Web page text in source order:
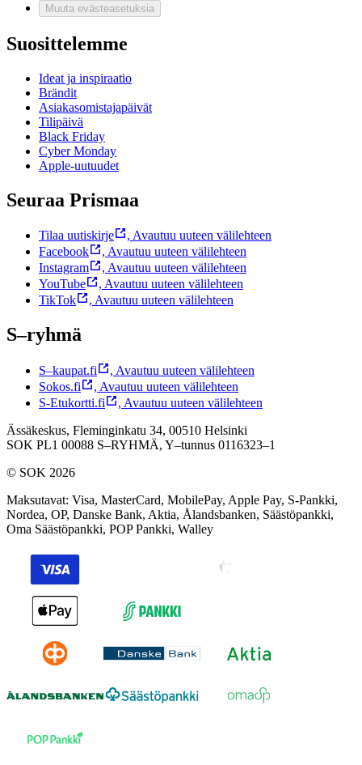
Muuta evästeasetuksia
Suosittelemme
Ideat ja inspiraatio
Brändit
Asiakasomistajapäivät
Tilipäivä
Black Friday
Cyber Monday
Apple-uutuudet
Seuraa Prismaa
Tilaa uutiskirje , Avautuu uuteen välilehteen
Facebook
, Avautuu uuteen välilehteen
Instagram
, Avautuu uuteen välilehteen
YouTube
, Avautuu uuteen välilehteen
TikTok
, Avautuu uuteen välilehteen
S–ryhmä
S–kaupat.fi , Avautuu uuteen välilehteen
Sokos.fi
, Avautuu uuteen välilehteen
S-Etukortti.fi
, Avautuu uuteen välilehteen
Ässäkeskus, Fleminginkatu 34, 00510 Helsinki
SOK PL1 00088 S–RYHMÄ, Y–tunnus 0116323–1
© SOK 2026
Maksutavat: Visa, MasterCard, MobilePay, Apple Pay, S-Pankki,
Nordea, OP, Danske Bank, Aktia, Ålandsbanken, Säästöpankki,
Oma Säästöpankki, POP Pankki, Walley